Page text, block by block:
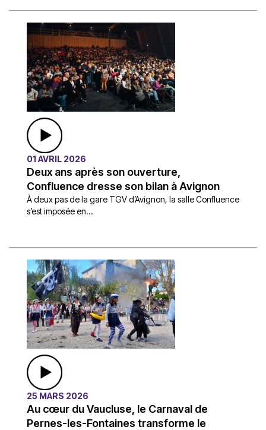
01 AVRIL 2026
Deux ans après son ouverture,
Confluence dresse son bilan à Avignon
À deux pas de la gare TGV d’Avignon, la salle Confluence
s’est imposée en...
25 MARS 2026
Au cœur du Vaucluse, le Carnaval de
Pernes-les-Fontaines transforme le